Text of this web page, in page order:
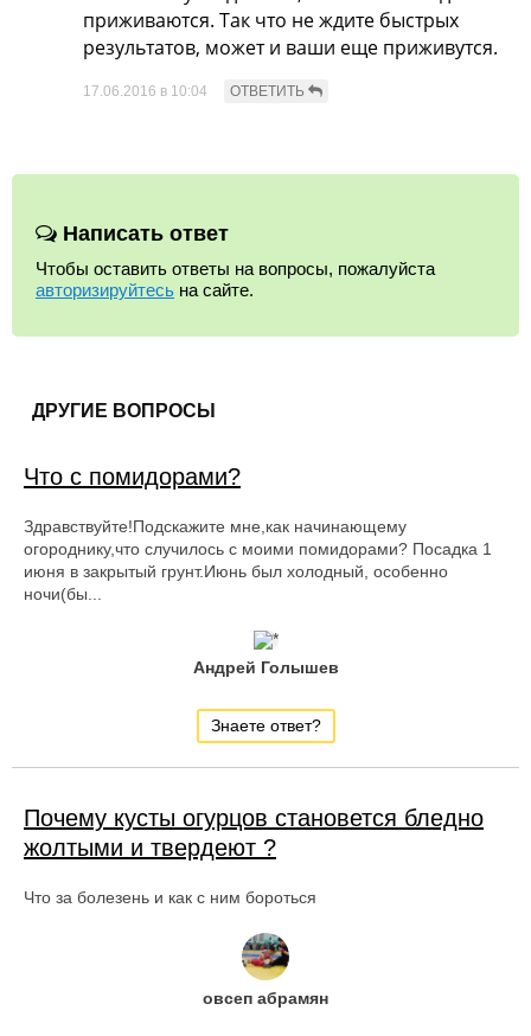
приживаются. Так что не ждите быстрых
результатов, может и ваши еще приживутся.
17.06.2016 в 10:04
Написать ответ
Чтобы оставить ответы на вопросы, пожалуйста
авторизируйтесь на сайте.
ДРУГИЕ ВОПРОСЫ
Что с помидорами?
Здравствуйте!Подскажите мне,как начинающему
огороднику,что случилось с моими помидорами? Посадка 1
июня в закрытый грунт.Июнь был холодный, особенно
ночи(бы...
Андрей Голышев
Знаете ответ?
Почему кусты огурцов становется бледно
жолтыми и твердеют ?
Что за болезень и как с ним бороться
овсеп абрамян